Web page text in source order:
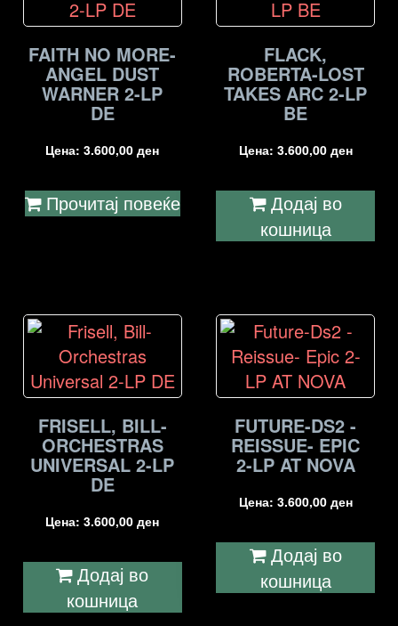
FAITH NO MORE-
ANGEL DUST
WARNER 2-LP
DE
Цена:3.600,00ден
Прочитај повеќе
FLACK,
ROBERTA-LOST
TAKES ARC 2-LP
BE
Цена: 3.600,00 ден
Додај во
кошница
FRISELL, BILL-
ORCHESTRAS
UNIVERSAL 2-LP
DE
Цена:3.600,00ден
Додај во
кошница
FUTURE-DS2 -
REISSUE- EPIC
2-LP AT NOVA
Цена: 3.600,00 ден
Додај во
кошница